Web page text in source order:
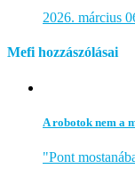
2026. március
Mefi hozzászólásai
A robotok nem a
"Pont